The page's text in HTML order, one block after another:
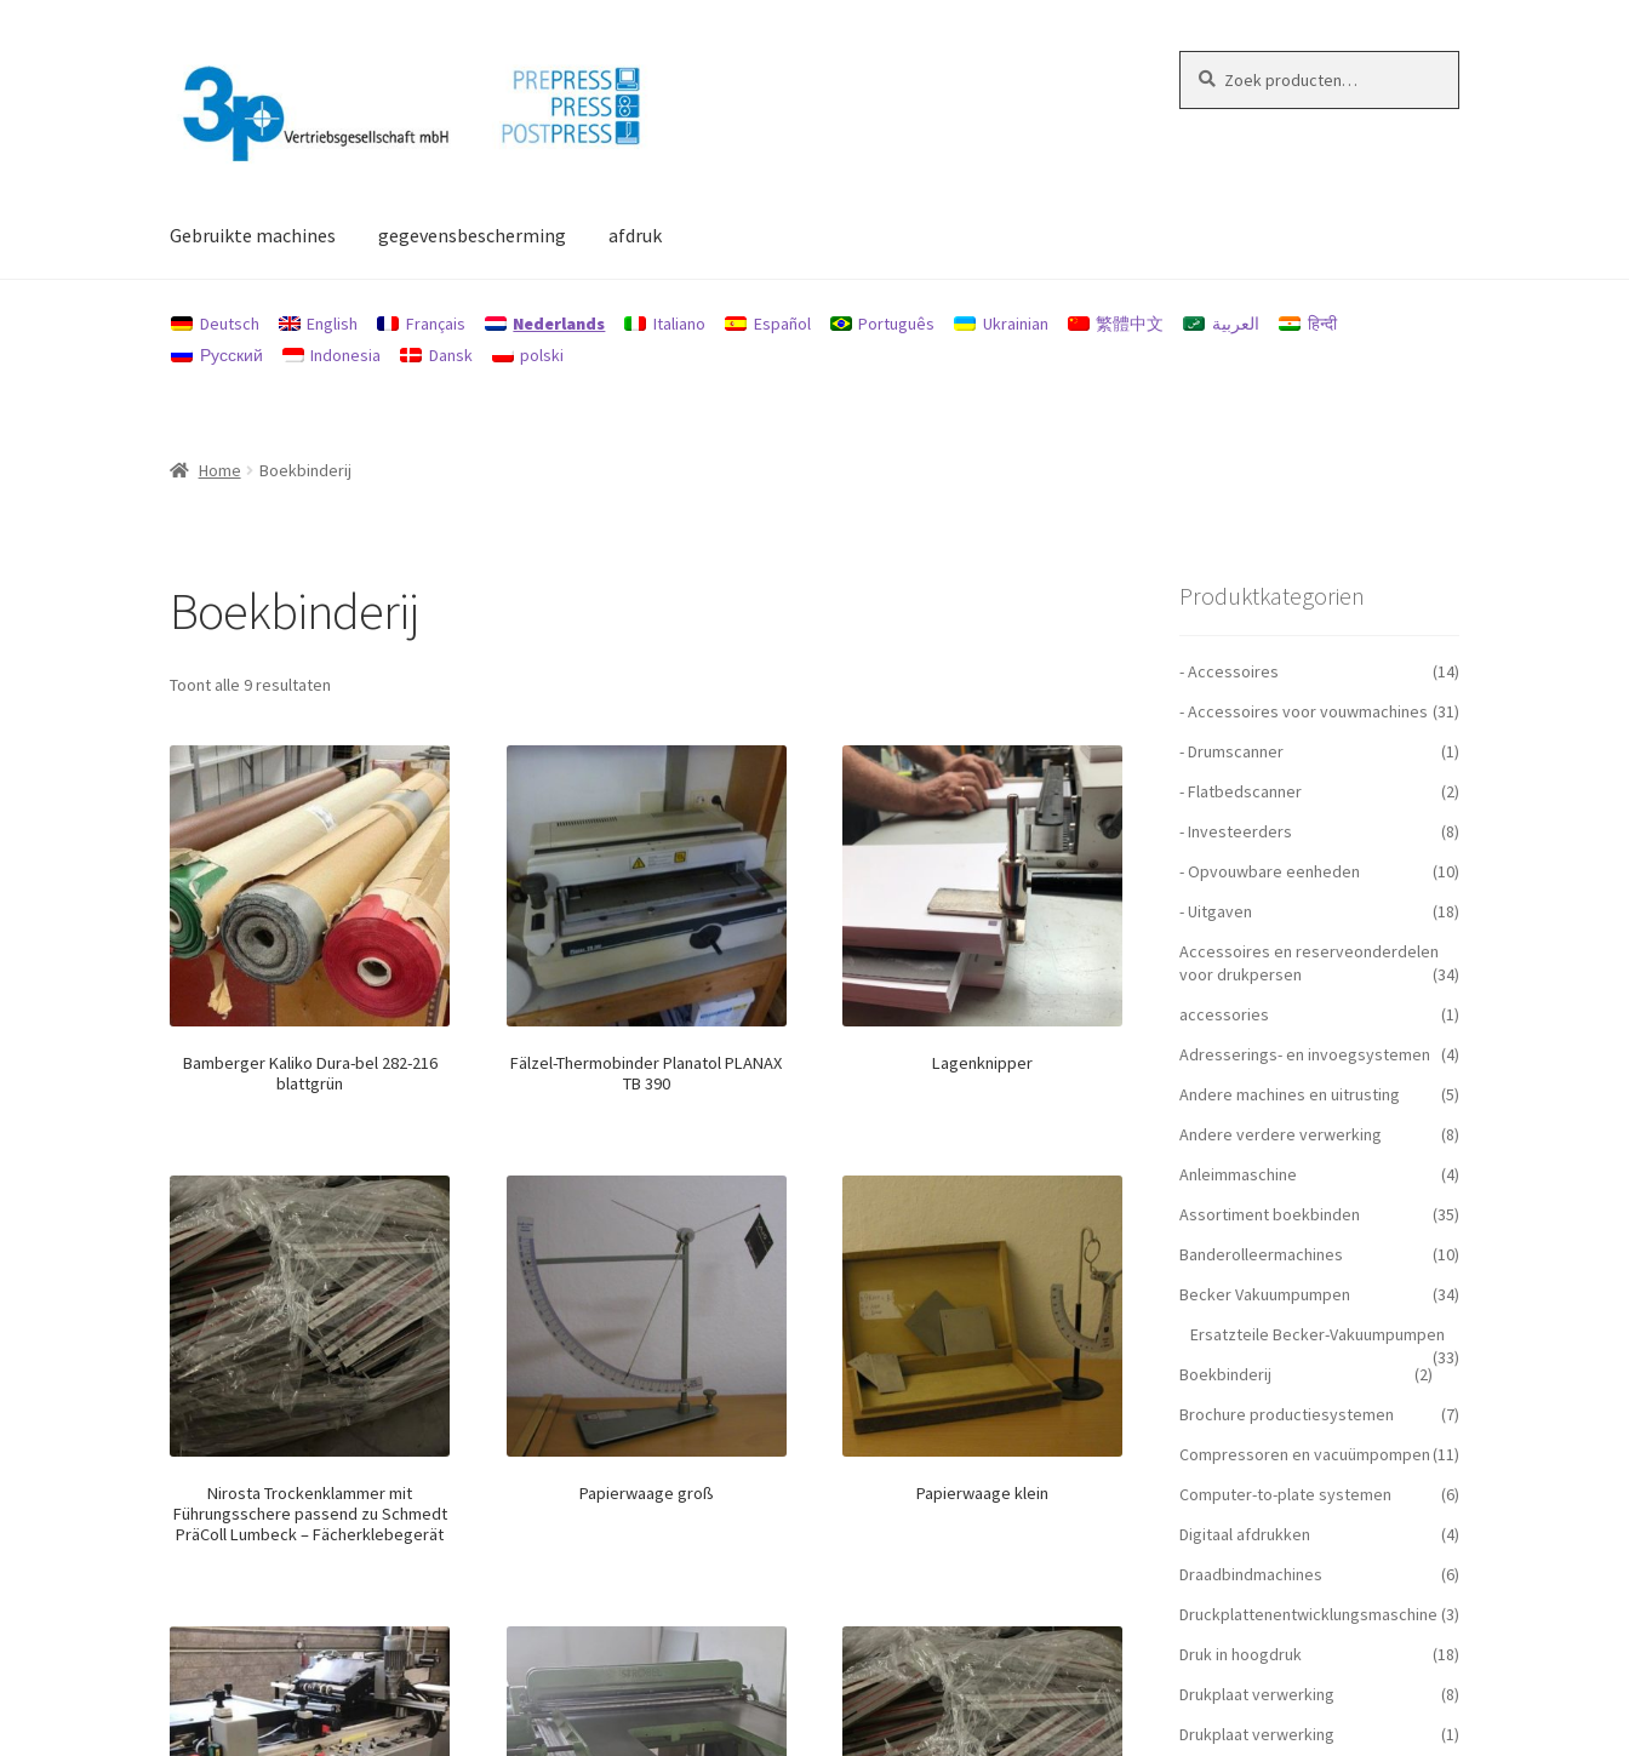
door
naar
navigatie
naar
inhoud
naar:
Gebruikte machines gegevensbescherming afdruk
Zoekopdracht
Deutsch English Français Nederlands Italiano Español Português Ukrainian 繁體中文 العربية
हिन्दी
Русский
Indonesia Dansk polski
Home Boekbinderij
Boekbinderij
Toont alle 9 resultaten
Bamberger Kaliko Dura-bel 282-216
blattgrün
Fälzel-Thermobinder Planatol PLANAX
TB 390
Lagenknipper
Nirosta Trockenklammer mit
Führungsschere passend zu Schmedt
PräColl Lumbeck – Fächerklebegerät
Papierwaage groß Papierwaage klein
Produktkategorien
- Accessoires
(14)
- Accessoires voor vouwmachines (31)
- Drumscanner
(1)
- Flatbedscanner
(2)
- Investeerders
(8)
- Opvouwbare eenheden
(10)
- Uitgaven
(18)
Accessoires en reserveonderdelen
voor drukpersen
(34)
accessories
(1)
Adresserings- en invoegsystemen
(4)
Andere machines en uitrusting
(5)
Andere verdere verwerking
(8)
Anleimmaschine
(4)
Assortiment boekbinden
(35)
Banderolleermachines
(10)
Becker Vakuumpumpen
(34)
Ersatzteile Becker-Vakuumpumpen
(33)
Boekbinderij
(2)
Brochure productiesystemen
(7)
Compressoren en vacuümpompen (11)
Computer-to-plate systemen
(6)
Digitaal afdrukken
(4)
Draadbindmachines
(6)
Druckplattenentwicklungsmaschine (3)
Druk in hoogdruk
(18)
Drukplaat verwerking
(8)
Drukplaat verwerking
(1)